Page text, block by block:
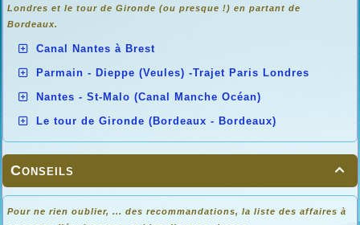
Londres et le tour de Gironde (ou presque !) en partant de
Bordeaux.
Canal Nantes à Brest
Parmain - Dieppe (Veules) -Trajet Paris Londres
Nantes - St-Malo (Canal Manche Océan)
Le tour de Gironde (Bordeaux - Bordeaux)

Conseils
Pour ne rien oublier, ... des recommandations, la liste des affaires à